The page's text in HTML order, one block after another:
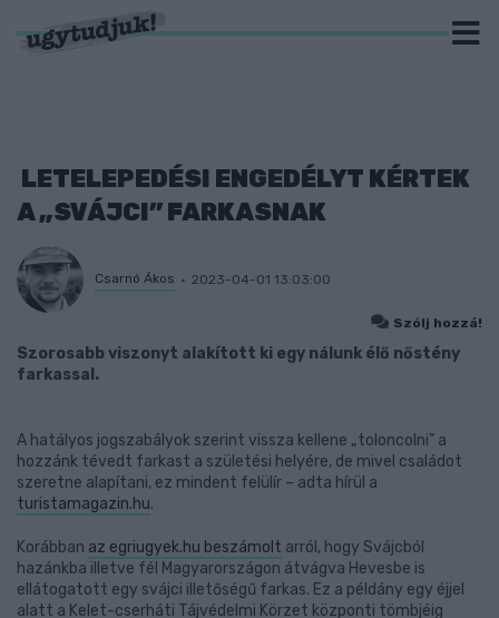
LETELEPEDÉSI ENGEDÉLYT KÉRTEK
A „SVÁJCI” FARKASNAK
Csarnó Ákos 2023-04-01 13:03:00
Szólj hozzá!
Szorosabb viszonyt alakított ki egy nálunk élő nőstény
farkassal.
A hatályos jogszabályok szerint vissza kellene „toloncolni” a
hozzánk tévedt farkast a születési helyére, de mivel családot
szeretne alapítani, ez mindent felülír – adta hírül a
turistamagazin.hu.
Korábban az egriugyek.hu beszámolt arról, hogy Svájcból
hazánkba illetve fél Magyarországon átvágva Hevesbe is
ellátogatott egy svájci illetőségű farkas. Ez a példány egy éjjel
alatt a Kelet-cserháti Tájvédelmi Körzet központi tömbjéig